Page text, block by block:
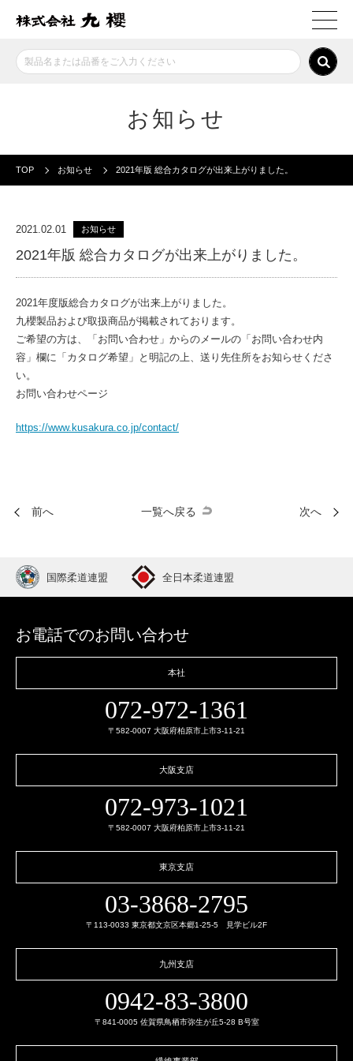
お知らせ
TOP お知らせ 2021年版 総合カタログが出来上がりました。
2021.02.01 お知らせ
2021年版 総合カタログが出来上がりました。
2021年度版総合カタログが出来上がりました。
九櫻製品および取扱商品が掲載されております。
ご希望の方は、「お問い合わせ」からのメールの「お問い合わせ内
容」欄に「カタログ希望」と明記の上、送り先住所をお知らせくださ
い。
お問い合わせページ
https://www.kusakura.co.jp/contact/
前へ 一覧へ戻る 次へ
国際柔道連盟 全日本柔道連盟
お電話でのお問い合わせ
本社
072-972-1361
〒582-0007 大阪府柏原市上市3-11-21
大阪支店
072-973-1021
〒582-0007 大阪府柏原市上市3-11-21
東京支店
03-3868-2795
〒113-0033 東京都文京区本郷1-25-5 見学ビル2F
九州支店
0942-83-3800
〒841-0005 佐賀県鳥栖市弥生が丘5-28 B号室